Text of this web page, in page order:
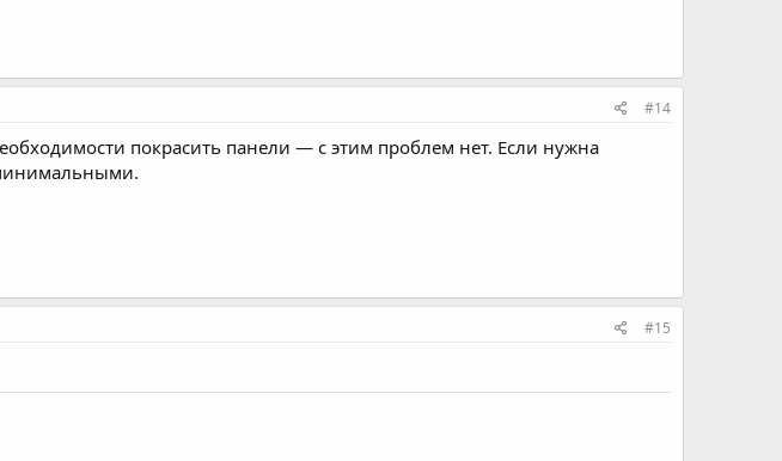
#14
покрасить панели — с этим проблем нет. Если нужна
#15